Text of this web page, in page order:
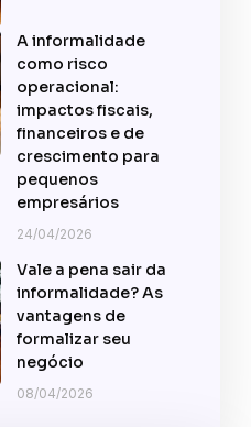
A informalidade
como risco
operacional:
impactos fiscais,
financeiros e de
crescimento para
pequenos
empresários
24/04/2026
Vale a pena sair da
informalidade? As
vantagens de
formalizar seu
negócio
08/04/2026